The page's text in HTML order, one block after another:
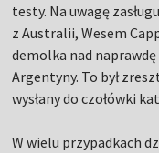
testy. Na uwagę
z Australii, Wesem
demolka nad
Argentyny. To był
wysłany do czołówki
W wielu przypadkach